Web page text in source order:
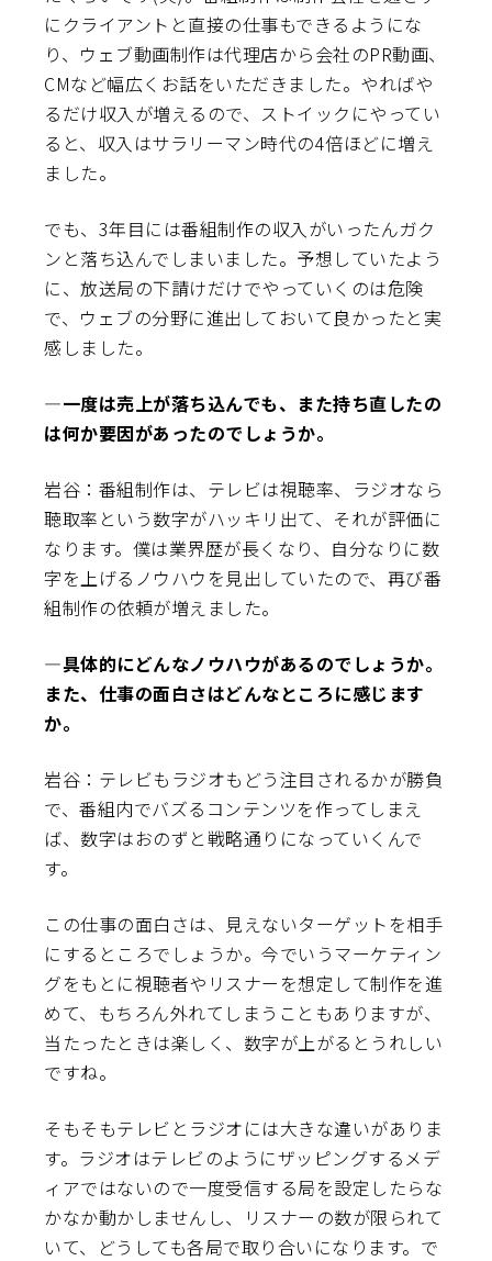
にクライアントと直接の仕事もできるようにな
り、ウェブ動画制作は代理店から会社のPR動画、
CMなど幅広くお話をいただきました。やればや
るだけ収入が増えるので、ストイックにやってい
ると、収入はサラリーマン時代の4倍ほどに増え
ました。
でも、3年目には番組制作の収入がいったんガク
ンと落ち込んでしまいました。予想していたよう
に、放送局の下請けだけでやっていくのは危険
で、ウェブの分野に進出しておいて良かったと実
感しました。
―一度は売上が落ち込んでも、また持ち直したの
は何か要因があったのでしょうか。
岩谷：番組制作は、テレビは視聴率、ラジオなら
聴取率という数字がハッキリ出て、それが評価に
なります。僕は業界歴が長くなり、自分なりに数
字を上げるノウハウを見出していたので、再び番
組制作の依頼が増えました。
―具体的にどんなノウハウがあるのでしょうか。
また、仕事の面白さはどんなところに感じます
か。
岩谷：テレビもラジオもどう注目されるかが勝負
で、番組内でバズるコンテンツを作ってしまえ
ば、数字はおのずと戦略通りになっていくんで
す。
この仕事の面白さは、見えないターゲットを相手
にするところでしょうか。今でいうマーケティン
グをもとに視聴者やリスナーを想定して制作を進
めて、もちろん外れてしまうこともありますが、
当たったときは楽しく、数字が上がるとうれしい
ですね。
そもそもテレビとラジオには大きな違いがありま
す。ラジオはテレビのようにザッピングするメデ
ィアではないので一度受信する局を設定したらな
かなか動かしませんし、リスナーの数が限られて
いて、どうしても各局で取り合いになります。で